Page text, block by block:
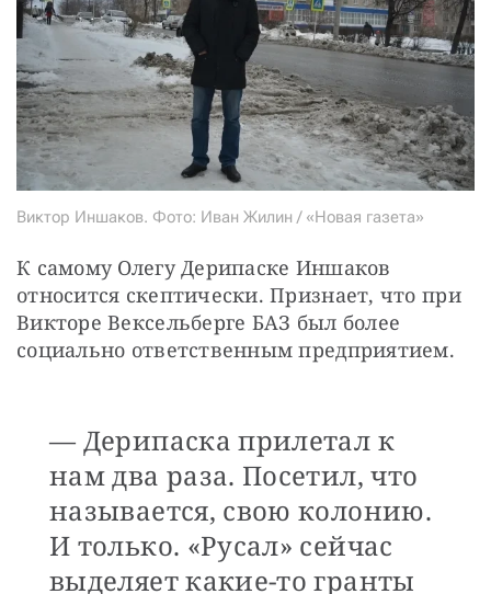
Виктор Иншаков. Фото: Иван Жилин / «Новая газета»
К самому Олегу Дерипаске Иншаков
относится скептически. Признает, что при
Викторе Вексельберге БАЗ был более
социально ответственным предприятием.
— Дерипаска прилетал к
нам два раза. Посетил, что
называется, свою колонию.
И только. «Русал» сейчас
выделяет какие-то гранты